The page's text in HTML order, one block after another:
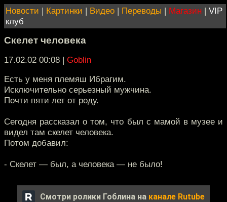
Новости | Картинки | Видео | Переводы | Магазин | VIP
клуб
Скелет человека
17.02.02 00:08 | Goblin
Есть у меня племяш Ибрагим.
Исключительно серьезный мужчина.
Почти пяти лет от роду.
Сегодня рассказал о том, что был с мамой в музее и
видел там скелет человека.
Потом добавил:
- Скелет — был, а человека — не было!
Смотри ролики Гоблина на канале Rutube